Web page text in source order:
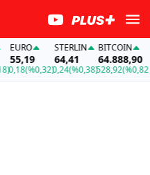
EURO
55,19
(%0,32)
STERLIN
64,41
0,24(%0,38)
BITCOIN
64.888,90
528,92(%0,82)